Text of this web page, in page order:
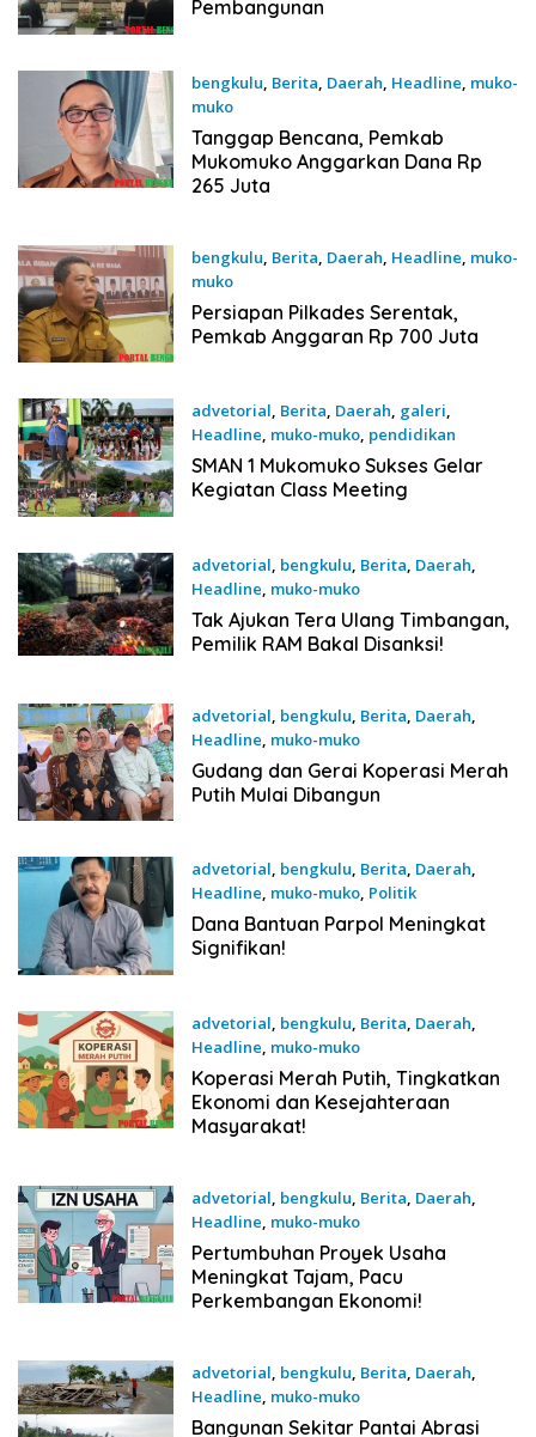
Pembangunan
bengkulu, Berita, Daerah, Headline, muko-
muko
29 Januari 2026
Tanggap Bencana, Pemkab
Mukomuko Anggarkan Dana Rp
265 Juta
bengkulu, Berita, Daerah, Headline, muko-
muko
21 Januari 2026
Persiapan Pilkades Serentak,
Pemkab Anggaran Rp 700 Juta
advetorial, Berita, Daerah, galeri,
Headline, muko-muko, pendidikan
17 Desember 2025
SMAN 1 Mukomuko Sukses Gelar
Kegiatan Class Meeting
advetorial, bengkulu, Berita, Daerah,
Headline, muko-muko
21 November 2025
Tak Ajukan Tera Ulang Timbangan,
Pemilik RAM Bakal Disanksi!
advetorial, bengkulu, Berita, Daerah,
Headline, muko-muko
20 November 2025
Gudang dan Gerai Koperasi Merah
Putih Mulai Dibangun
advetorial, bengkulu, Berita, Daerah,
Headline, muko-muko, Politik
20 November 2025
Dana Bantuan Parpol Meningkat
Signifikan!
advetorial bengkulu Berita Daerah
Headline muko-muko
19 November 2025
Koperasi Merah Putih, Tingkatkan
Ekonomi dan Kesejahteraan
Masyarakat!
advetorial bengkulu Berita Daerah
Headline muko-muko
19 November 2025
Pertumbuhan Proyek Usaha
Meningkat Tajam, Pacu
Perkembangan Ekonomi!
advetorial bengkulu Berita Daerah
Headline muko-muko
19 November 2025
Bangunan Sekitar Pantai Abrasi